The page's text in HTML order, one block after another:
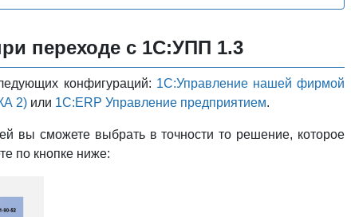
переходе с 1С:УПП 1.3
конфигураций: 1С:Управление нашей фирмой
2) или 1С:ERP Управление предприятием.
вы сможете выбрать в точности то решение, которое
по кнопке ниже: